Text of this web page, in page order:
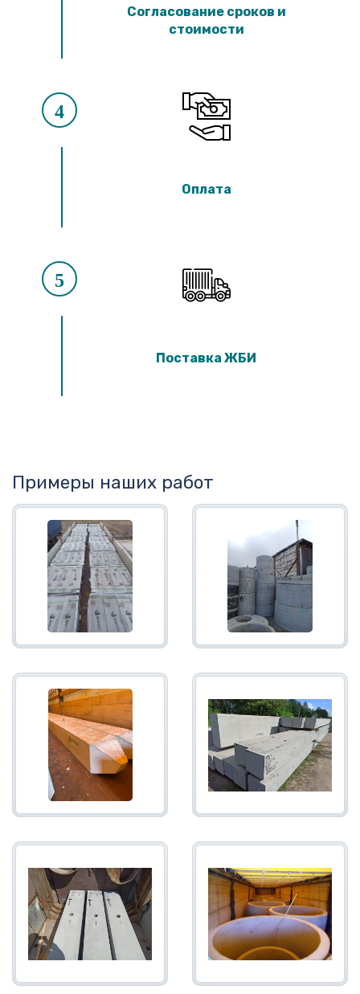
Согласование сроков и
стоимости
4
Оплата
5
Поставка ЖБИ
Примеры наших работ